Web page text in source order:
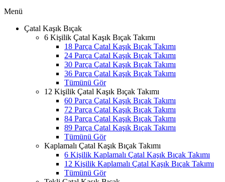
Menü
Çatal Kaşık Bıçak
6 Kişilik Çatal Kaşık Bıçak Takımı
18 Parça Çatal Kaşık Bıçak Takımı
24 Parça Çatal Kaşık Bıçak Takımı
30 Parça Çatal Kaşık Bıçak Takımı
36 Parça Çatal Kaşık Bıçak Takımı
Tümünü Gör
12 Kişilik Çatal Kaşık Bıçak Takımı
60 Parça Çatal Kaşık Bıçak Takımı
72 Parça Çatal Kaşık Bıçak Takımı
84 Parça Çatal Kaşık Bıçak Takımı
89 Parça Çatal Kaşık Bıçak Takımı
Tümünü Gör
Kaplamalı Çatal Kaşık Bıçak Takımı
6 Kişilik Kaplamalı Çatal Kaşık Bıçak Takımı
12 Kişilik Kaplamalı Çatal Kaşık Bıçak Takımı
Tümünü Gör